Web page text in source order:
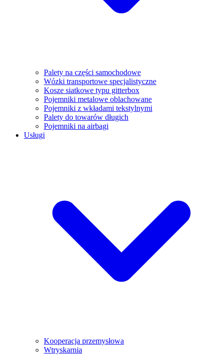
Palety na części samochodowe
Wózki transportowe specjalistyczne
Kosze siatkowe typu gitterbox
Pojemniki metalowe oblachowane
Pojemniki z wkładami tekstylnymi
Palety do towarów długich
Pojemniki na airbagi
Usługi
Kooperacja przemysłowa
Wtryskarnia